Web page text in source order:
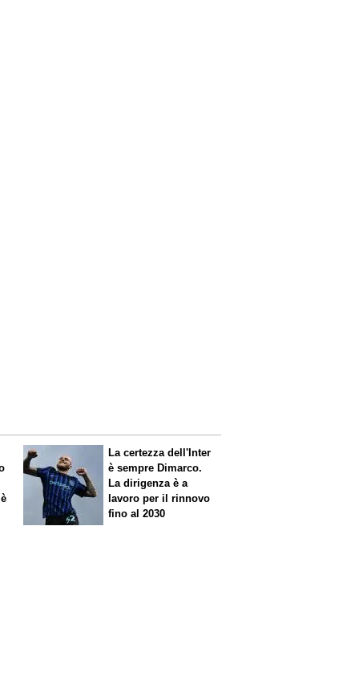
La certezza dell'Inter
è sempre Dimarco.
La dirigenza è a
lavoro per il rinnovo
fino al 2030